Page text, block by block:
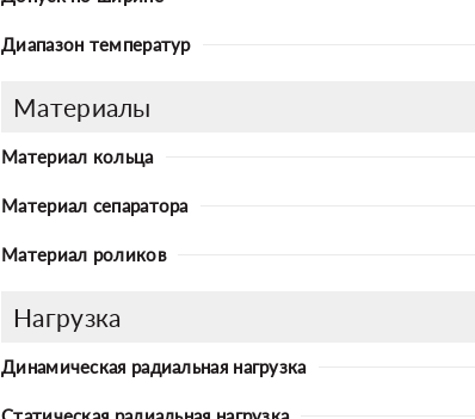
Диапазон температур
Материалы
Материал кольца
Материал сепаратора
Материал роликов
Нагрузка
Динамическая радиальная нагрузка